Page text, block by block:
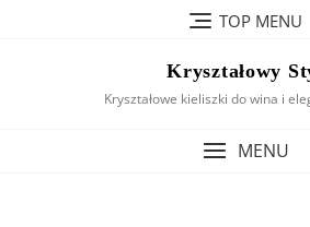
TOP MENU
Kryształowy
Kryształowe kieliszki do wina i
MENU